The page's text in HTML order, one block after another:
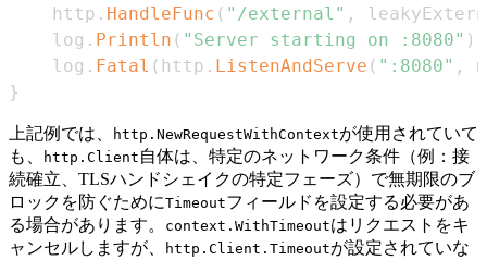
	http
. HandleFunc ( "/external" ,
	log
. Println ( "Server starting on :8080" )
	log
. Fatal ( http . ListenAndServe ( ":8080" ,
}
上記例では、 http.NewRequestWithContextが使用されていて
も、
http.Client 自体は、特定のネットワーク条件（例：接
続確立、TLSハンドシェイクの特定フェーズ）で無期限のブ
ロックを防ぐためにTimeoutフィールドを設定する必要があ
る場合があります。
context.WithTimeoutはリクエストをキ
ャンセルしますが、
http.Client.Timeoutが設定されていな